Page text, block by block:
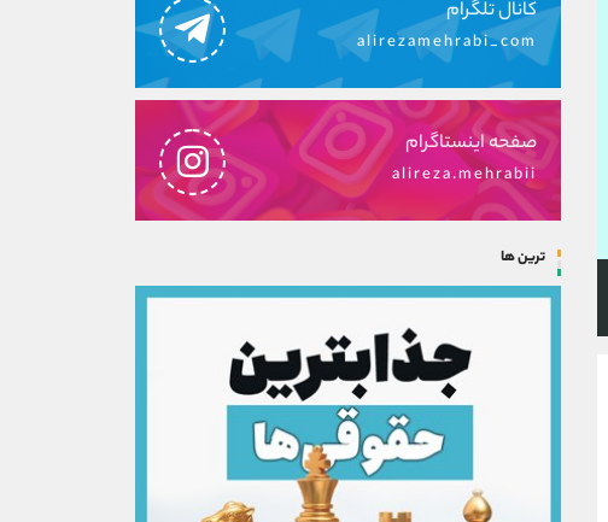
کانال تلگرام
alirezamehrabi_com
صفحه اینستاگرام
alireza.mehrabii
ترین ها